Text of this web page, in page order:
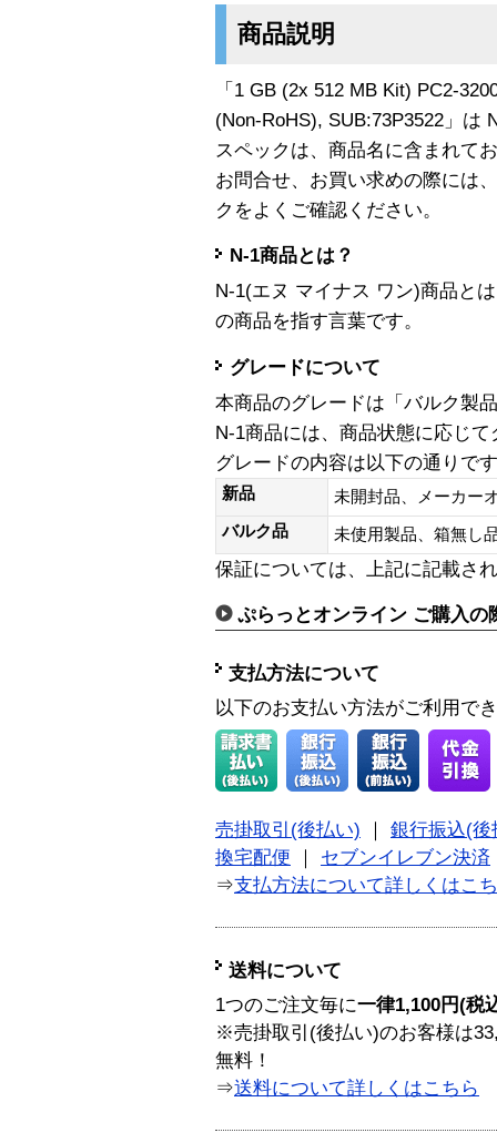
商品説明
「1 GB (2x 512 MB Kit) PC2-
(Non-RoHS), SUB:73P3522」は
スペックは、商品名に含まれて
お問合せ、お買い求めの際には
クをよくご確認ください。
N-1商品とは？
N-1(エヌ マイナス ワン)商品と
の商品を指す言葉です。
グレードについて
本商品のグレードは「バルク製
N-1商品には、商品状態に応じ
グレードの内容は以下の通りで
新品
未開封品、メーカー
バルク品
未使用製品、箱無
保証については、上記に記載さ
ぷらっとオンライン ご購入の
支払方法について
以下のお支払い方法がご利用で
売掛取引(後払い)
銀行振込(後
換宅配便
セブンイレブン決済
⇒支払方法について詳しくはこ
送料について
1つのご注文毎に一律1,100円(税
※売掛取引(後払い)のお客様は
無料！
⇒送料について詳しくはこちら